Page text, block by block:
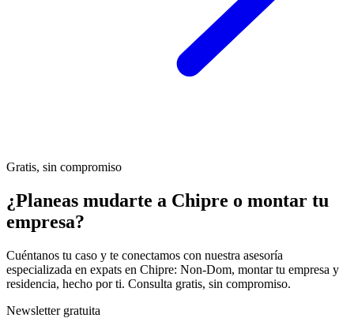
Gratis, sin compromiso
¿Planeas mudarte a Chipre o montar tu
empresa?
Cuéntanos tu caso y te conectamos con nuestra asesoría
especializada en expats en Chipre: Non-Dom, montar tu empresa y
residencia, hecho por ti. Consulta gratis, sin compromiso.
Newsletter gratuita